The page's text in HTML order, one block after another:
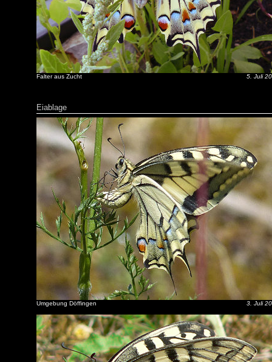
Falter aus Zucht 5. Juli
Eiablage
Umgebung Döffingen 3. Juli